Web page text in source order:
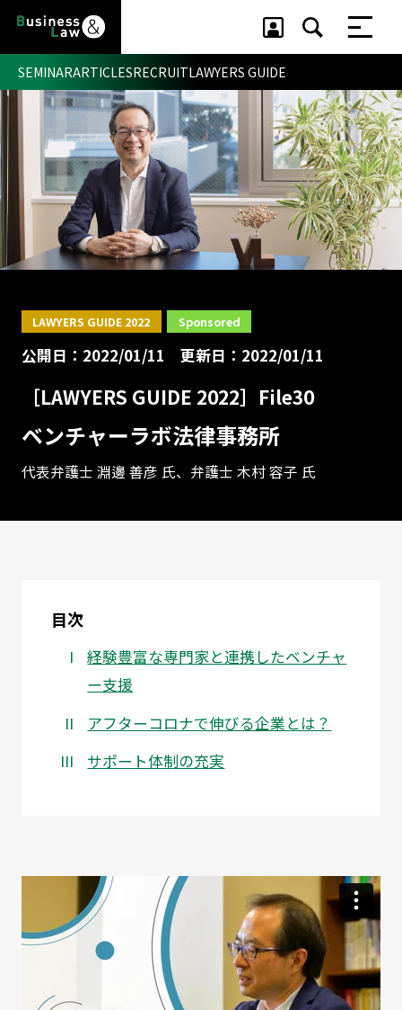
セミナー ・ 記事
セミナー
記事
リクルート
SEMINARARTICLESRECRUITLAWYERS GUIDE
LAWYERS GUIDE 2022 Sponsored
公開日：2022/01/11 更新日：2022/01/11
［LAWYERS GUIDE 2022］File30
ベンチャーラボ法律事務所
代表弁護士 淵邊 善彦 氏、弁護士 木村 容子 氏
目次
経験豊富な専門家と連携したベンチャ
ー支援
アフターコロナで伸びる企業とは？
サポート体制の充実